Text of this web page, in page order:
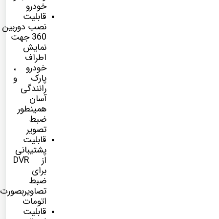
خودرو
قابلیت
نصب دوربین
360جهت
نمایش
اطراف
خودرو ،
پارک و
رانندگی
آسان
همینطور
ضبط
تصویر
قابلیت
پشتیبانی
از DVR
برای
ضبط
تصاویربصورت
اتومات
قابلیت